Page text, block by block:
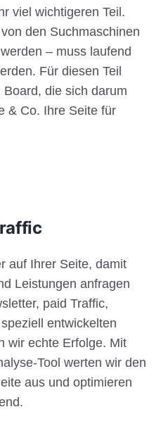
viel wichtigeren Teil.
den Suchmaschinen
– muss laufend
Für diesen Teil
die sich darum
& Co. Ihre Seite für
auf Ihrer Seite, damit
Leistungen anfragen
paid Traffic,
entwickelten
wir echte Erfolge. Mit
Tool werten wir den
aus und optimieren